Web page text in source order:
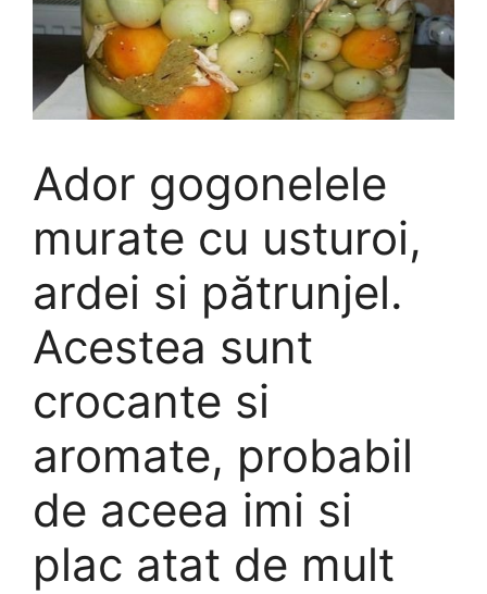
Ador gogonelele
murate cu usturoi,
ardei si pătrunjel.
Acestea sunt
crocante si
aromate, probabil
de aceea imi si
plac atat de mult